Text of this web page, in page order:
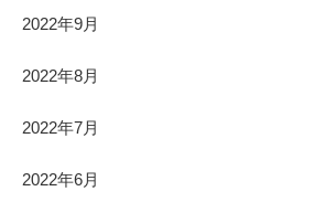
2022年9月
2022年8月
2022年7月
2022年6月